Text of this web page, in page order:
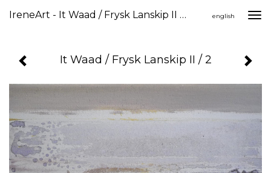
IreneArt - It Waad / Frysk Lanskip II / 2 english
It Waad / Frysk Lanskip II / 2